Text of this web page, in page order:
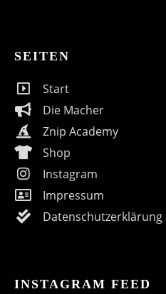
SEITEN
Start
Die Macher
Znip Academy
Shop
Instagram
Impressum
Datenschutzerklärung
INSTAGRAM FEED